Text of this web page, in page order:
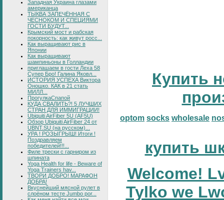
Западная Украина глазами
американца
ТЫКВА ЗАПЕЧЁННАЯ С
ЧЕСНОКОМ И СПЕЦИЯМИ
ГОСТИ БУДУТ...
Крымский мост и рабская
покорность: как живут росс...
Как выращивают рис в
Японии
Как выращивают
шампиньоны в Голландии
приглашаем в гости Леха 58
Супер Бро! Галина Яковл...
ИСТОРИЯ УСПЕХА Виктора
Оношко. КАК в 21 стать
МИЛЛ...
ПрогулкаСпапой
КУДА СВАЛИТЬ?! 5 ЛУЧШИХ
СТРАН ДЛЯ ИММИГРАЦИИ!
Ubiquiti AirFiber 5U (AF5U)
Обзор Ubiquiti AirFiber 24 от
UBNT.SU (на русском)...
УРА ! РОЗЫГРЫШ! Итоги !
Поздравляем
победителей!!!...
Филе трески с гарниром из
шпината
Yoga Health for life - Beware of
Yoga Trainers hav...
ТВОРИ ДОБРО! МАРАФОН
ДОБРА!
Вкуснейший мясной рулет в
слоёном тесте Jumbo por...
Купить
optom socks wholesale
купить
Welcome!
Tylko we